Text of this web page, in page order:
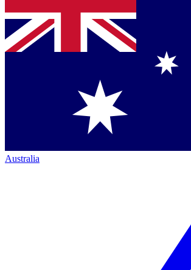
Australia